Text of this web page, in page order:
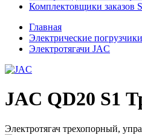
Комплектовщики заказов
Главная
Электрические погрузчики
Электротягачи JAC
JAC QD20 S1
Электротягач трехопорный,